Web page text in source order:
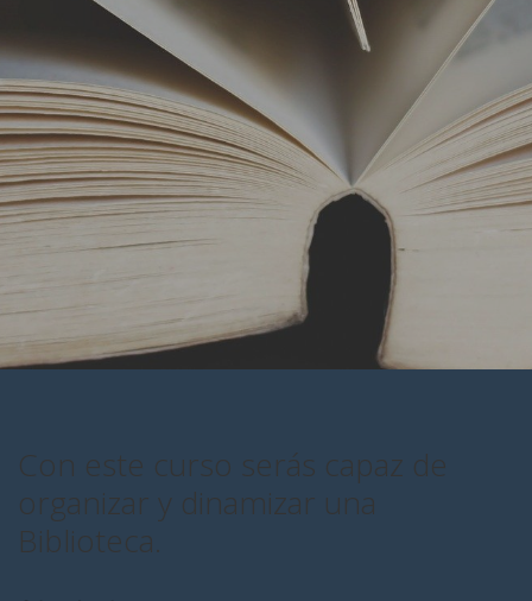
Con este curso serás capaz de
organizar y dinamizar una
Biblioteca.